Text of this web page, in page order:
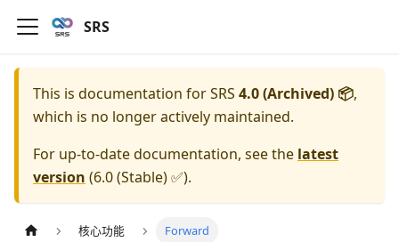
SRS
This is documentation forSRS 4.0 (Archived) 📦,
which is no longer actively maintained.
For up-to-date documentation, see the latest
version (6.0 (Stable) ✅).
核心功能 Forward